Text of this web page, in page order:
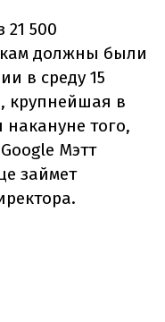
500
должны были
в среду 15
крупнейшая в
накануне того,
Мэтт
займет